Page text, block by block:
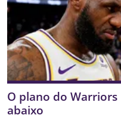
O plano do
abaixo